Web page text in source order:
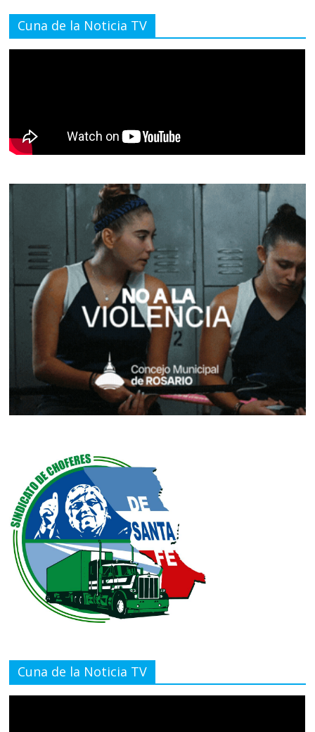
Cuna de la Noticia TV
Cuna de la Noticia TV